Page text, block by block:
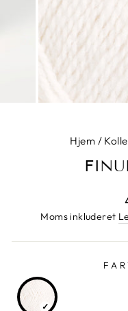
Hjem /
Moms inkluderet